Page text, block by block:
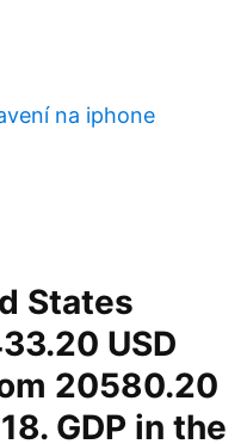
na iphone
States
USD
20580.20
GDP in the